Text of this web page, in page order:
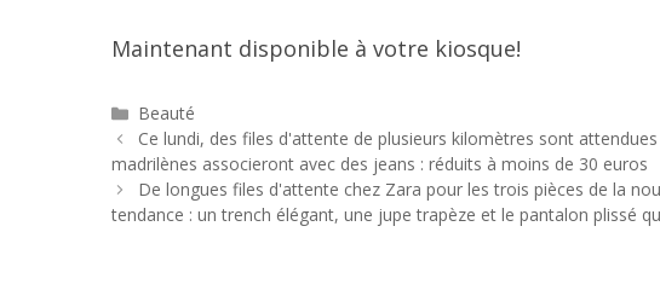
Maintenant disponible à votre kiosque!
Catégories
Beauté
Navigation
des
articles
Ce lundi, des files d'attente de plusieurs kilomètres sont
madrilènes associeront avec des jeans : réduits à moins de 30 euros
De longues files d'attente chez Zara pour les trois pièces de la
tendance : un trench élégant, une jupe trapèze et le pantalon plissé